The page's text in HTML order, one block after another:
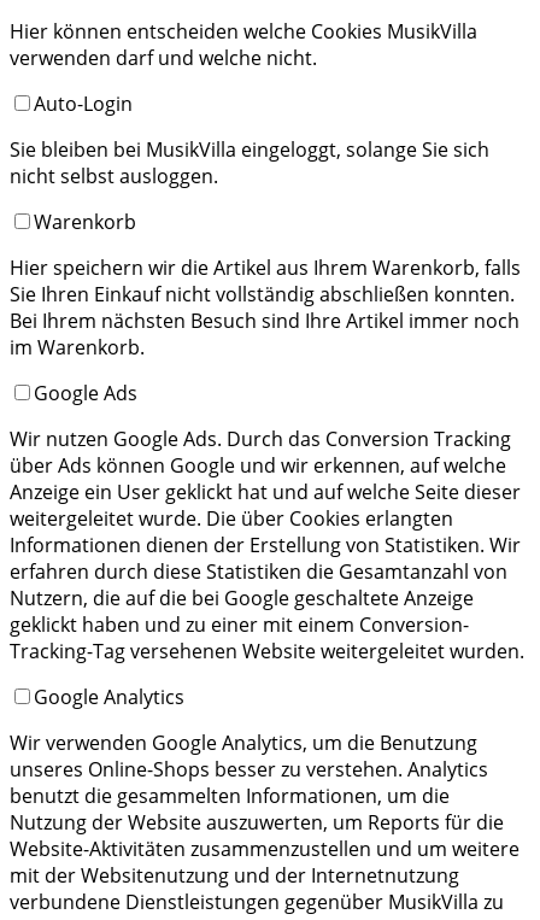
Hier können entscheiden welche Cookies MusikVilla
verwenden darf und welche nicht.
Auto-Login
Sie bleiben bei MusikVilla eingeloggt, solange Sie sich
nicht selbst ausloggen.
Warenkorb
Hier speichern wir die Artikel aus Ihrem Warenkorb, falls
Sie Ihren Einkauf nicht vollständig abschließen konnten.
Bei Ihrem nächsten Besuch sind Ihre Artikel immer noch
im Warenkorb.
Google Ads
Wir nutzen Google Ads. Durch das Conversion Tracking
über Ads können Google und wir erkennen, auf welche
Anzeige ein User geklickt hat und auf welche Seite dieser
weitergeleitet wurde. Die über Cookies erlangten
Informationen dienen der Erstellung von Statistiken. Wir
erfahren durch diese Statistiken die Gesamtanzahl von
Nutzern, die auf die bei Google geschaltete Anzeige
geklickt haben und zu einer mit einem Conversion-
Tracking-Tag versehenen Website weitergeleitet wurden.
Google Analytics
Wir verwenden Google Analytics, um die Benutzung
unseres Online-Shops besser zu verstehen. Analytics
benutzt die gesammelten Informationen, um die
Nutzung der Website auszuwerten, um Reports für die
Website-Aktivitäten zusammenzustellen und um weitere
mit der Websitenutzung und der Internetnutzung
verbundene Dienstleistungen gegenüber MusikVilla zu